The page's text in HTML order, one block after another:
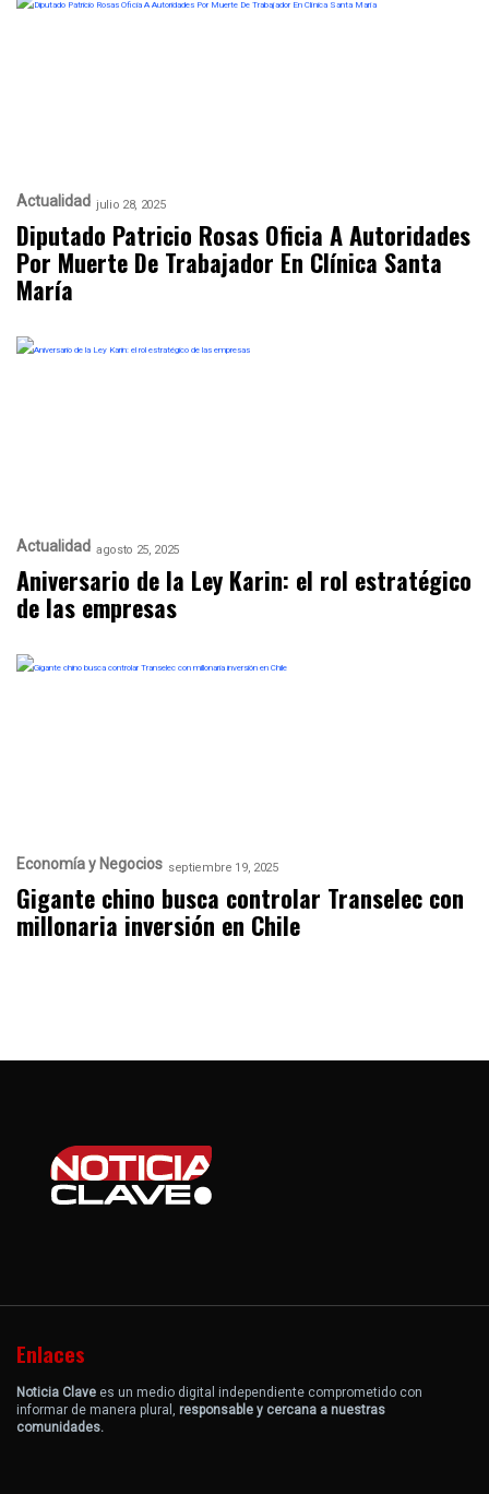
Actualidad julio 28, 2025
Diputado Patricio Rosas Oficia A Autoridades
Por Muerte De Trabajador En Clínica Santa
María
Actualidad agosto 25, 2025
Aniversario de la Ley Karin: el rol estratégico
de las empresas
Economía y Negocios septiembre 19, 2025
Gigante chino busca controlar Transelec con
millonaria inversión en Chile
Enlaces
Noticia Clave es un medio digital independiente comprometido con
informar de manera plural, responsable y cercana a nuestras
comunidades.